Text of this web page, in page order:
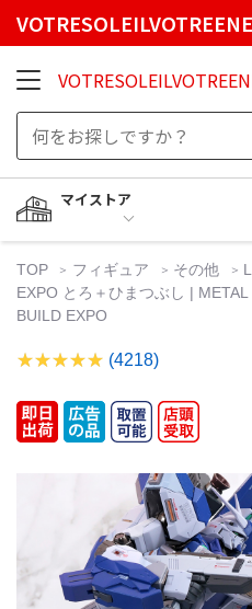
マイストア
TOP フィギュア その他
EXPO とろ＋ひまつぶし |
BUILD EXPO
(4218)